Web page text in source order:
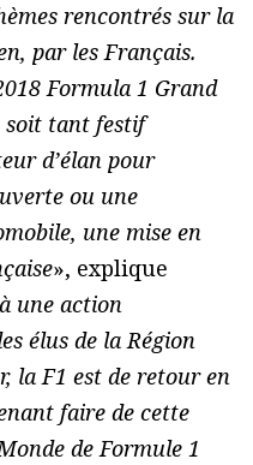
rencontrés sur la
par les Français.
Formula 1 Grand
soit tant festif
d’élan pour
ou une
une mise en
», explique
une action
élus de la Région
la F1 est de retour en
faire de cette
de Formule 1